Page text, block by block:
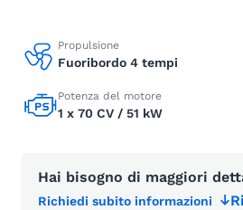
Propulsione
Fuoribordo 4 tempi
Potenza del motore
1 x 70 CV / 51 kW
Hai bisogno di maggiori
Richiedi subito informazioni